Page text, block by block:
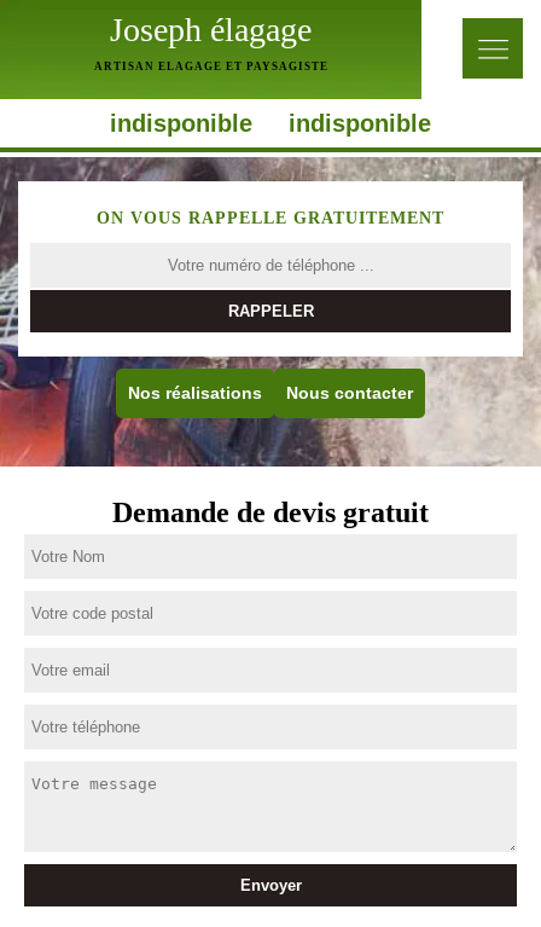
Joseph élagage
ARTISAN ELAGAGE ET PAYSAGISTE
indisponible indisponible
ON VOUS RAPPELLE GRATUITEMENT
Nos réalisations Nous contacter
Demande de devis gratuit